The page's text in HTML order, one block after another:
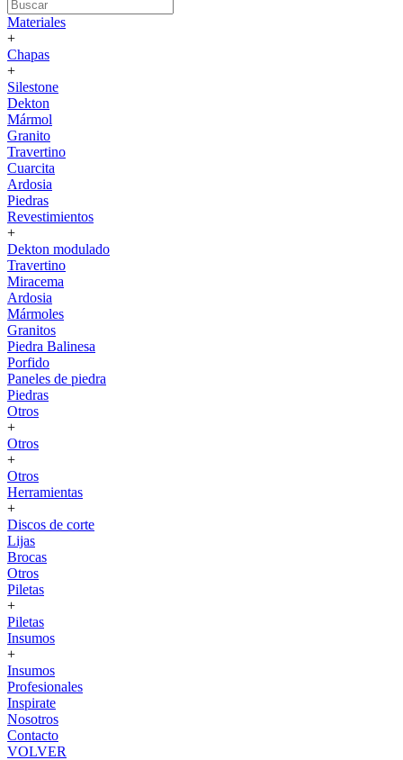
Materiales
+
Chapas
+
Silestone
Dekton
Mármol
Granito
Travertino
Cuarcita
Ardosia
Piedras
Revestimientos
+
Dekton modulado
Travertino
Miracema
Ardosia
Mármoles
Granitos
Piedra Balinesa
Porfido
Paneles de piedra
Piedras
Otros
+
Otros
+
Otros
Herramientas
+
Discos de corte
Lijas
Brocas
Otros
Piletas
+
Piletas
Insumos
+
Insumos
Profesionales
Inspirate
Nosotros
Contacto
VOLVER